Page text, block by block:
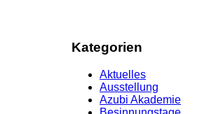
Kategorien
Aktuelles
Ausstellung
Azubi Akademie